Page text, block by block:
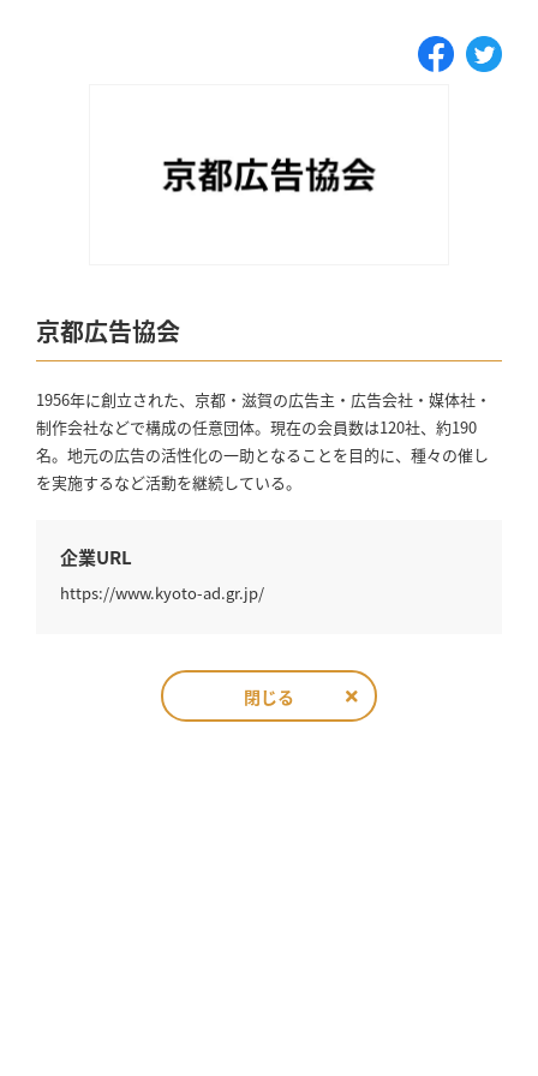
京都広告協会
1956年に創立された、京都・滋賀の広告主・広告会社・媒体社・
制作会社などで構成の任意団体。現在の会員数は120社、約190
名。地元の広告の活性化の一助となることを目的に、種々の催し
を実施するなど活動を継続している。
企業URL
https://www.kyoto-ad.gr.jp/
閉じる